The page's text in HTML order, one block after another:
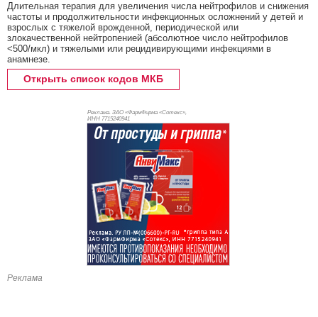
Длительная терапия для увеличения числа нейтрофилов и снижения
частоты и продолжительности инфекционных осложнений у детей и
взрослых с тяжелой врожденной, периодической или
злокачественной нейтропенией (абсолютное число нейтрофилов
<500/мкл) и тяжелыми или рецидивирующими инфекциями в
анамнезе.
Открыть список кодов МКБ
Реклама. ЗАО «ФармФирма «Сотекс»,
ИНН 7715240941
Реклама